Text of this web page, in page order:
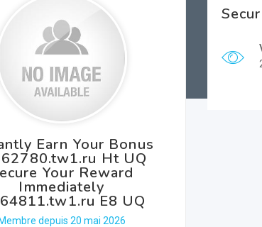
Earn Your Bonus
Ht UQ
Your Reward
Immediately
E8 UQ
Membre depuis 20 mai 2026